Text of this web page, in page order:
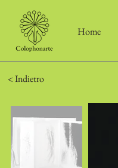
Home
< Indietro